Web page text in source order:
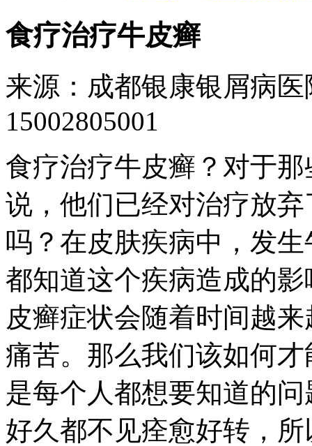
食疗治疗牛皮癣
来源：成都银康银屑病
15002805001
食疗治疗牛皮癣？对于
说，他们已经对治疗放
吗？在皮肤疾病中，发
都知道这个疾病造成的
皮癣症状会随着时间越
痛苦。那么我们该如何
是每个人都想要知道的
好久都不见痊愈好转，